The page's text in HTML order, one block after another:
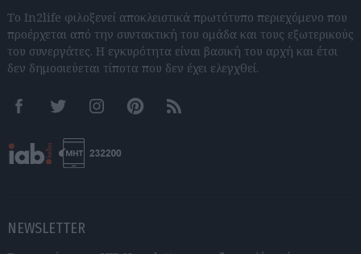
Το In2life φιλοξενεί αποκλειστικά πρωτότυπο περιεχόμενο που
προέρχεται από την συντακτική του ομάδα και τους εξωτερικούς
του συνεργάτες. Η εγκυρότητα είναι βασική του αρχή και έτσι
δεν δημοσιεύεται τίποτα που δεν έχει ελεγχθεί.
FacebookTwitter InstagramPinterestRSS feeds
NEWSLETTER